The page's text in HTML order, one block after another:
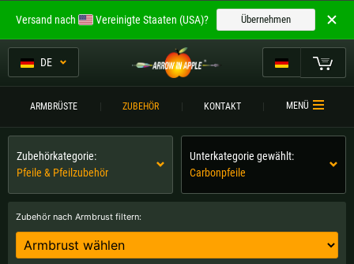
DE
ARMBRÜSTE ZUBEHÖR KONTAKT MENÜ
Zubehör nach Armbrust filtern:
Zubehörkategorie:
Pfeile & Pfeilzubehör
Unterkategorie gewählt:
Carbonpfeile
Willkommen bei
ARROW IN APPLE
Die besten Armbrüste.
Bitte wählen Sie Ihre Sprache aus:
Englisch Deutsch (DE)
Deutsch (AT) Deutsch (CH)
Bitte wählen Sie Ihre Versandregion:
Versand nach Vereinigte Staaten (USA)? Übernehmen
Mein Warenkorb
ARMBRÜSTE
ARMBRUSTVERGLEICH
ZUBEHÖR